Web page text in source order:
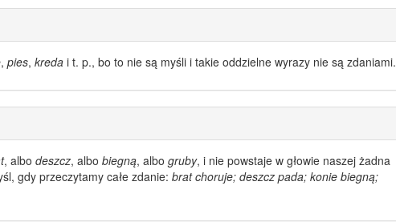
, pies, kreda i t. p., bo to nie są myśli i takie oddzielne wyrazy nie są zdaniami.
, albo deszcz, albo biegną, albo gruby, i nie powstaje w głowie naszej żadna
gdy przeczytamy całe zdanie: brat choruje; deszcz pada; konie biegną;